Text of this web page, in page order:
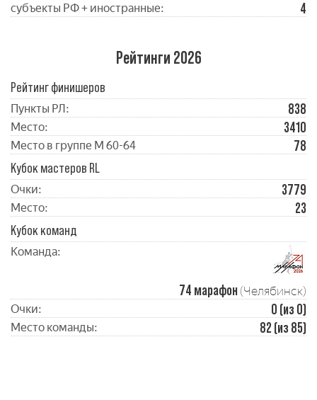
субъекты РФ + иностранные: 4
Рейтинги 2026
Рейтинг финишеров
Пункты РЛ: 838
Место: 3410
Место в группе М 60-64
78
Кубок мастеров RL
Очки: 3779
Место:
23
Кубок команд
Команда:
74 марафон (Челябинск)
Очки: 0 (из 0)
Место команды: 82 (из 85)